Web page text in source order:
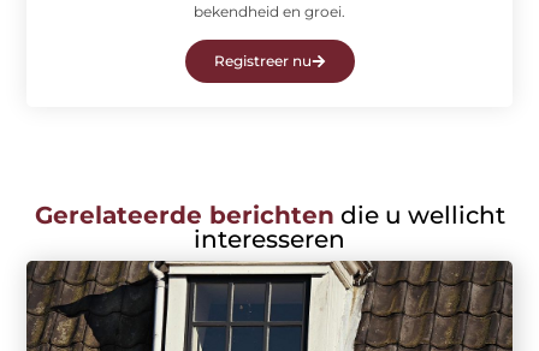
bekendheid en groei.
Registreer nu
Gerelateerde berichten die u wellicht
interesseren